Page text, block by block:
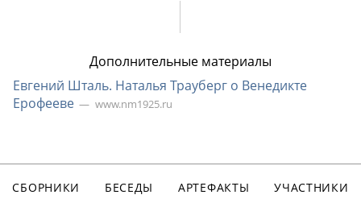
Дополнительные материалы
Евгений Шталь. Наталья Трауберг о Венедикте
Ерофееве
www.nm1925.ru
СБОРНИКИ БЕСЕДЫ АРТЕФАКТЫ
УЧАСТНИКИ